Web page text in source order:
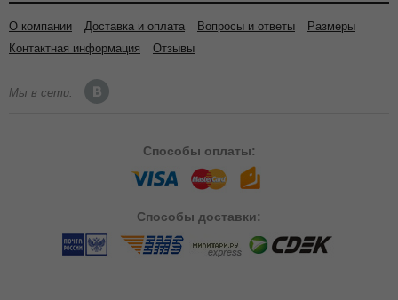
О компании Доставка и оплата Вопросы и ответы
Размеры
Контактная информация
Отзывы
Мы в сети:
Способы оплаты:
Способы доставки: